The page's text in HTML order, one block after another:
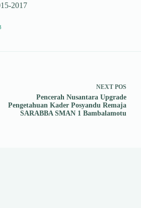
2017
NEXT POS
Pencerah Nusantara Upgrade
Pengetahuan Kader Posyandu Remaja
SARABBA SMAN 1 Bambalamotu